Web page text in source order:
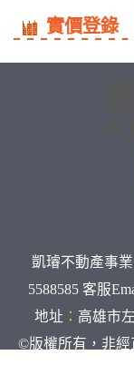
實價登錄
凱璿不動產事
5588585 客服
地址 ： 高雄市
©版權所有，非經